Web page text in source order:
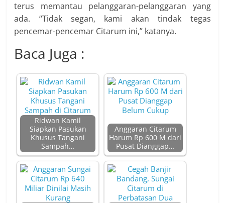
terus memantau pelanggaran-pelanggaran yang
ada. “Tidak segan, kami akan tindak tegas
pencemar-pencemar Citarum ini,” katanya.
Baca Juga :
Ridwan Kamil
Siapkan Pasukan
Khusus Tangani
Sampah…
Anggaran Citarum
Harum Rp 600 M dari
Pusat Dianggap…